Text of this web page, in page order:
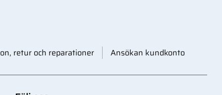
retur och reparationer Ansökan kundkonto